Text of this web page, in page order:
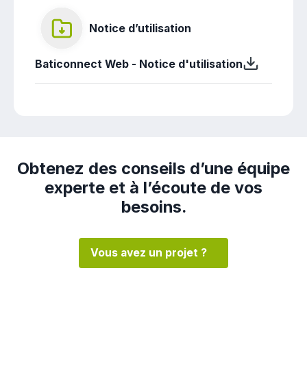
Notice d’utilisation
Baticonnect Web - Notice d'utilisation
Obtenez des conseils d’une équipe
experte et à l’écoute de vos
besoins.
Vous avez un projet ?